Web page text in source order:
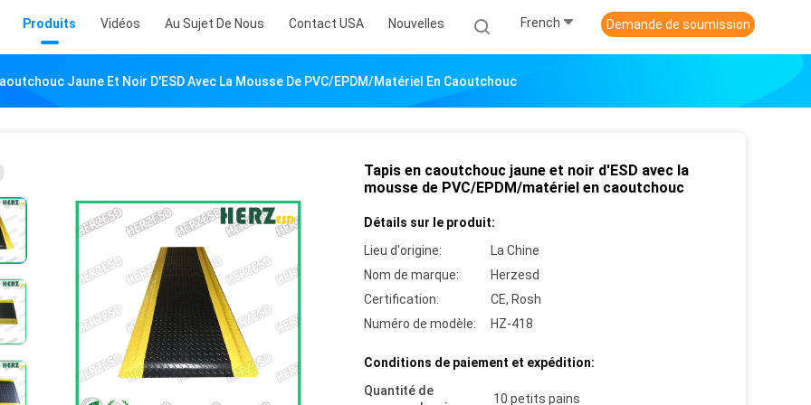
Produits Vidéos Au Sujet De Nous Contact USA Nouvelles French Demande de soumission
Jaune Et Noir D'ESD Avec La Mousse De PVC/EPDM/matériel En Caoutchouc
Tapis en caoutchouc jaune et noir d'ESD avec la
mousse de PVC/EPDM/matériel en caoutchouc
Détails sur le produit:
Lieu d'origine:
La Chine
Nom de marque:
Herzesd
Certification:
CE, Rosh
Numéro de modèle:
HZ-418
Conditions de paiement et expédition:
Quantité de
10 petits pains